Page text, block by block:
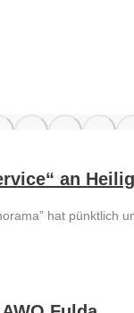
an
hat pünktlich